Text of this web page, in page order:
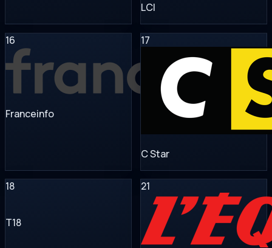
LCI
16
Franceinfo
17
C Star
18
T18
21